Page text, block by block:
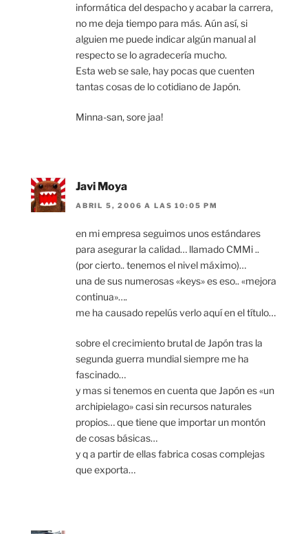
informática del despacho y acabar la carrera,
no me deja tiempo para más. Aún así, si
alguien me puede indicar algún manual al
respecto se lo agradecería mucho.
Esta web se sale, hay pocas que cuenten
tantas cosas de lo cotidiano de Japón.
Minna-san, sore jaa!
Javi Moya
ABRIL 5, 2006 A LAS 10:05 PM
en mi empresa seguimos unos estándares
para asegurar la calidad… llamado CMMi ..
(por cierto.. tenemos el nivel máximo)…
una de sus numerosas «keys» es eso.. «mejora
continua»….
me ha causado repelús verlo aquí en el título…
sobre el crecimiento brutal de Japón tras la
segunda guerra mundial siempre me ha
fascinado…
y mas si tenemos en cuenta que Japón es «un
archipielago» casi sin recursos naturales
propios… que tiene que importar un montón
de cosas básicas…
y q a partir de ellas fabrica cosas complejas
que exporta…